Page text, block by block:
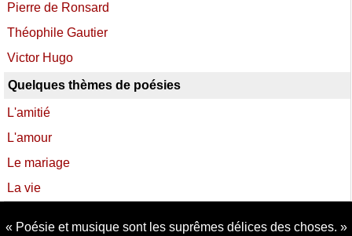
Pierre de Ronsard
Théophile Gautier
Victor Hugo
Quelques thèmes de poésies
L'amitié
L'amour
Le mariage
La vie
Poésie et musique sont les suprêmes délices des choses.